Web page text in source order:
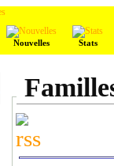
Nouvelles Stats